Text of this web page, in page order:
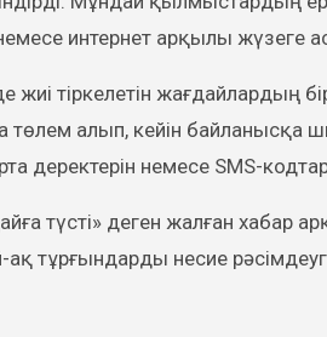
интернет арқылы жүзеге
тіркелетін жағдайлардың
алып, кейін байланысқа
деректерін немесе SMS-
түсті» деген жалған хабар
тұрғындарды несие